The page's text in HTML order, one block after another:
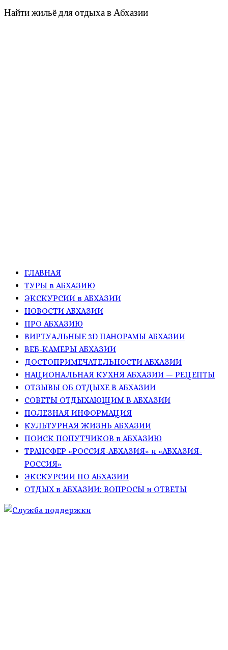
Найти жильё для отдыха в Абхазии
ГЛАВНАЯ
ТУРЫ в АБХАЗИЮ
ЭКСКУРСИИ в АБХАЗИИ
НОВОСТИ АБХАЗИИ
ПРО АБХАЗИЮ
ВИРТУАЛЬНЫЕ 3D ПАНОРАМЫ АБХАЗИИ
ВЕБ-КАМЕРЫ АБХАЗИИ
ДОСТОПРИМЕЧАТЕЛЬНОСТИ АБХАЗИИ
НАЦИОНАЛЬНАЯ КУХНЯ АБХАЗИИ — РЕЦЕПТЫ
ОТЗЫВЫ ОБ ОТДЫХЕ В АБХАЗИИ
СОВЕТЫ ОТДЫХАЮЩИМ В АБХАЗИИ
ПОЛЕЗНАЯ ИНФОРМАЦИЯ
КУЛЬТУРНАЯ ЖИЗНЬ АБХАЗИИ
ПОИСК ПОПУТЧИКОВ в АБХАЗИЮ
ТРАНСФЕР «РОССИЯ-АБХАЗИЯ» и «АБХАЗИЯ-
РОССИЯ»
ЭКСКУРСИИ ПО АБХАЗИИ
ОТДЫХ в АБХАЗИИ: ВОПРОСЫ и ОТВЕТЫ